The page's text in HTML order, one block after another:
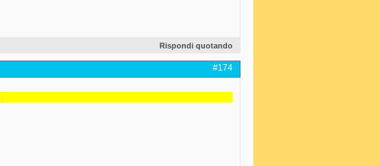
Rispondi quotando
#174